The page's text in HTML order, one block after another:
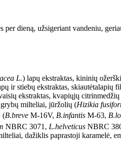
dieną, užsigeriant vandeniu,
L.) lapų ekstraktas, kininių
ir stiebų ekstraktas, skiautėtalapių
ekstraktas, kvapiųjų citrinmedžių
milteliai, jūržolių (Hizikia
(B.breve M-16V, B.infantis M-63,
NBRC 3071, L.helveticus NBRC
dažiklis paprastoji karamelė,